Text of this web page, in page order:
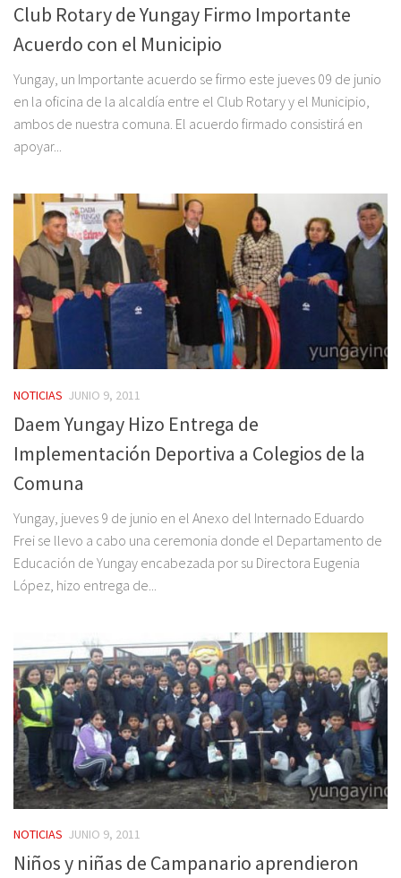
Club Rotary de Yungay Firmo Importante
Acuerdo con el Municipio
Yungay, un Importante acuerdo se firmo este jueves 09 de junio
en la oficina de la alcaldía entre el Club Rotary y el Municipio,
ambos de nuestra comuna. El acuerdo firmado consistirá en
apoyar...
NOTICIAS JUNIO 9, 2011
Daem Yungay Hizo Entrega de
Implementación Deportiva a Colegios de la
Comuna
Yungay, jueves 9 de junio en el Anexo del Internado Eduardo
Frei se llevo a cabo una ceremonia donde el Departamento de
Educación de Yungay encabezada por su Directora Eugenia
López, hizo entrega de...
NOTICIAS JUNIO 9, 2011
Niños y niñas de Campanario aprendieron